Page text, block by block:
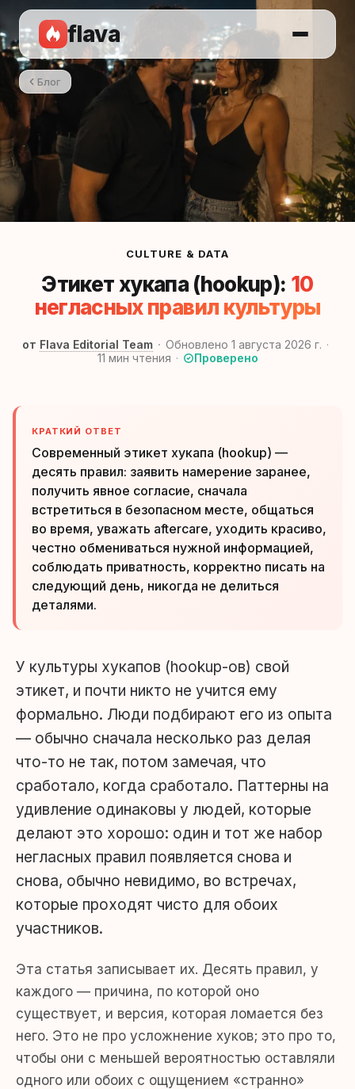
Блог
flava
CULTURE & DATA
Этикет хукапа (hookup): 10
негласных правил культуры
от Flava Editorial Team
Обновлено 1 августа 2026 г.
11 мин чтения Проверено
КРАТКИЙ ОТВЕТ
Современный этикет хукапа (hookup) —
десять правил: заявить намерение заранее,
получить явное согласие, сначала
встретиться в безопасном месте, общаться
во время, уважать aftercare, уходить красиво,
честно обмениваться нужной информацией,
соблюдать приватность, корректно писать на
следующий день, никогда не делиться
деталями.
У культуры хукапов (hookup-ов) свой
этикет, и почти никто не учится ему
формально. Люди подбирают его из опыта
— обычно сначала несколько раз делая
что-то не так, потом замечая, что
сработало, когда сработало. Паттерны на
удивление одинаковы у людей, которые
делают это хорошо: один и тот же набор
негласных правил появляется снова и
снова, обычно невидимо, во встречах,
которые проходят чисто для обоих
участников.
Эта статья записывает их. Десять правил, у
каждого — причина, по которой оно
существует, и версия, которая ломается без
него. Это не про усложнение хуков; это про то,
чтобы они с меньшей вероятностью оставляли
одного или обоих с ощущением «странно»